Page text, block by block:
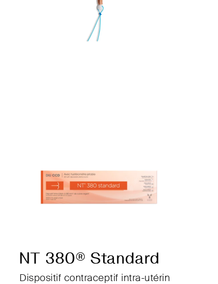
NT 380® Standard
Dispositif contraceptif intra-utérin